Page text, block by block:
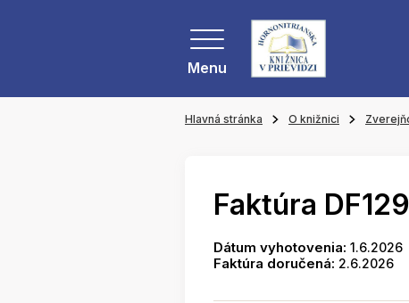
Menu
Hlavná stránka O knižnici
Faktúra
Dátum vyhotovenia: 1.6.2026
Faktúra doručená: 2.6.2026